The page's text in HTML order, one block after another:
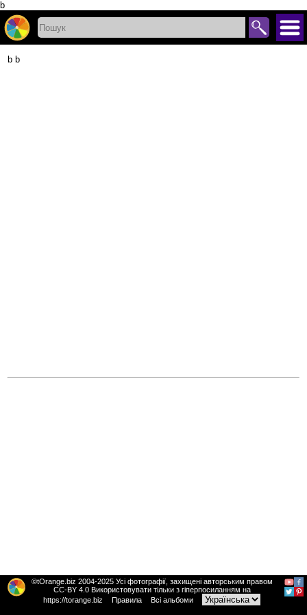
b
b b
©tOrange.biz 2004-2025 Усі фотографії, захищені авторським правом
CC-BY 4.0 Використовувати тільки з гіперпосиланням на
https://torange.biz
Правила Всі альбоми